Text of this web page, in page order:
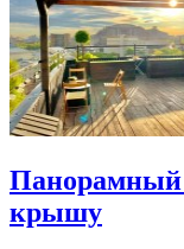
Панорамный
крышу